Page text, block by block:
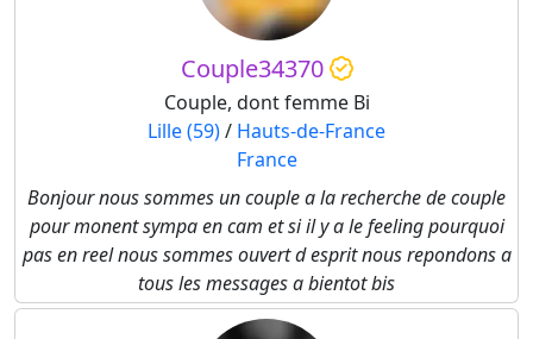
Couple34370
Couple, dont femme Bi
Lille (59)/ Hauts-de-France
France
Bonjour nous sommes un couple a la recherche de couple
pour monent sympa en cam et si il y a le feeling pourquoi
pas en reel nous sommes ouvert d esprit nous repondons a
tous les messages a bientot bis